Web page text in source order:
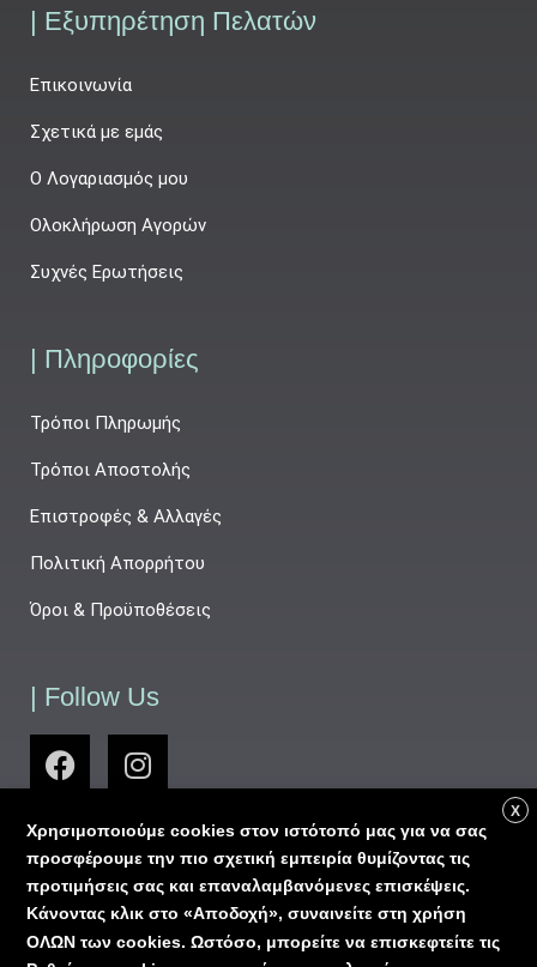
| Εξυπηρέτηση Πελατών
Επικοινωνία
Σχετικά με εμάς
Ο Λογαριασμός μου
Ολοκλήρωση Αγορών
Συχνές Ερωτήσεις
| Πληροφορίες
Τρόποι Πληρωμής
Τρόποι Αποστολής
Επιστροφές & Αλλαγές
Πολιτική Απορρήτου
Όροι & Προϋποθέσεις
| Follow Us
X
Χρησιμοποιούμε cookies στον ιστότοπό μας για να σας
προσφέρουμε την πιο σχετική εμπειρία θυμίζοντας τις
προτιμήσεις σας και επαναλαμβανόμενες επισκέψεις.
Κάνοντας κλικ στο «Αποδοχή», συναινείτε στη χρήση
ΟΛΩΝ των cookies. Ωστόσο, μπορείτε να επισκεφτείτε τις